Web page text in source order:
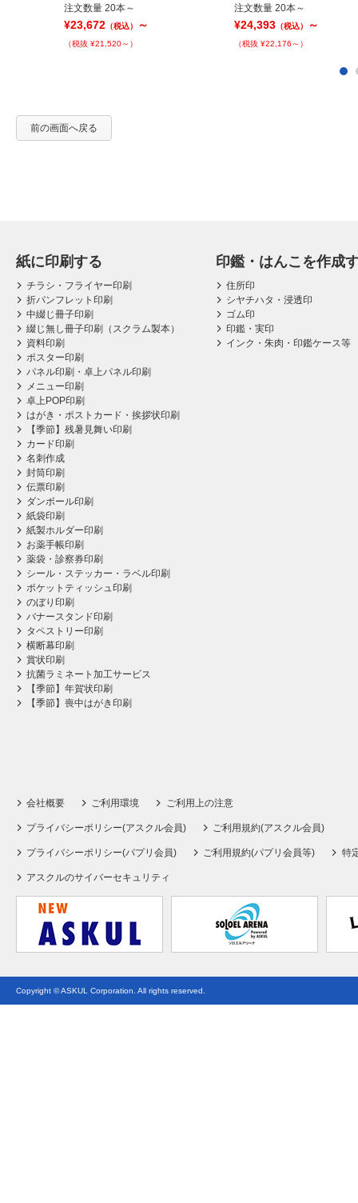
注文数量 20本～
¥23,672 （税込） ～
（税抜 ¥21,520～）
注文数量 20本～
¥24,393 （税込） ～
（税抜 ¥22,176～）
前の画面へ戻る
紙に印刷する
チラシ・フライヤー印刷
折パンフレット印刷
中綴じ冊子印刷
綴じ無し冊子印刷（スクラム製本）
資料印刷
ポスター印刷
パネル印刷・卓上パネル印刷
メニュー印刷
卓上POP印刷
はがき・ポストカード・挨拶状印刷
【季節】残暑見舞い印刷
カード印刷
名刺作成
封筒印刷
伝票印刷
ダンボール印刷
紙袋印刷
紙製ホルダー印刷
お薬手帳印刷
薬袋・診察券印刷
シール・ステッカー・ラベル印刷
ポケットティッシュ印刷
のぼり印刷
バナースタンド印刷
タペストリー印刷
横断幕印刷
賞状印刷
抗菌ラミネート加工サービス
【季節】年賀状印刷
【季節】喪中はがき印刷
印鑑・はんこを作成
住所印
シヤチハタ・浸透印
ゴム印
印鑑・実印
インク・朱肉・印鑑ケース等
会社概要 ご利用環境 ご利用上の注意
プライバシーポリシー(アスクル会員) ご利用規約(アスクル会員)
プライバシーポリシー(パプリ会員) ご利用規約(パプリ会員等) 特
アスクルのサイバーセキュリティ
Copyright © ASKUL Corporation. All rights reserved.